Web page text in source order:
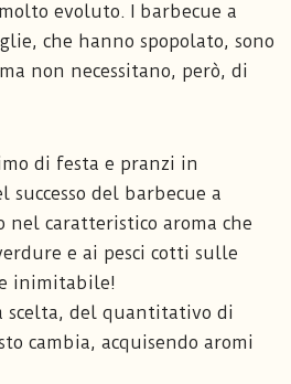
evoluto. I barbecue a
che hanno spopolato, sono
non necessitano, però, di
di festa e pranzi in
del barbecue a
nel caratteristico aroma che
e ai pesci cotti sulle
inimitabile!
scelta, del quantitativo di
cambia, acquisendo aromi